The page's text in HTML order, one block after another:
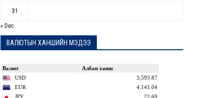
31
« Dec
ВАЛЮТЫН ХАНШИЙН МЭДЭЭ